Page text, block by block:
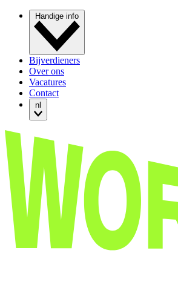
Handige info
Bijverdieners
Over ons
Vacatures
Contact
nl